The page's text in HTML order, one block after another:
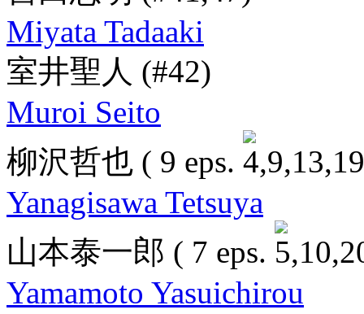
Miyata Tadaaki
室井聖人 (#42)
Muroi Seito
柳沢哲也 ( 9 eps.
Yanagisawa Tetsuya
山本泰一郎 ( 7 eps.
Yamamoto Yasuichirou